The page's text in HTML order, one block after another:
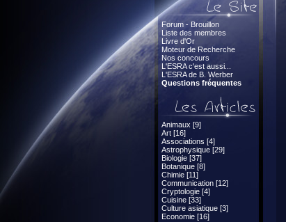
Forum - Brouillon
Liste des membres
Livre d'Or
Moteur de Recherche
Nos concours
L'ESRA c'est aussi...
L'ESRA de B. Werber
Questions fréquentes
Animaux [9]
Art [16]
Associations [4]
Astrophysique [29]
Biologie [37]
Botanique [8]
Chimie [11]
Communication [12]
Cryptologie [4]
Cuisine [33]
Culture asiatique [3]
Economie [16]